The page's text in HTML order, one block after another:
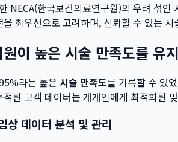
NECA(한국보건의료연구원)의 우려 섞인
최우선으로 고려하며, 신뢰할 수 있는 시
이 높은 시술 만족도를 유
라는 높은 시술 만족도를 기록할 수 있
된 고객 데이터는 개개인에게 최적화된
상 데이터 분석 및 관리